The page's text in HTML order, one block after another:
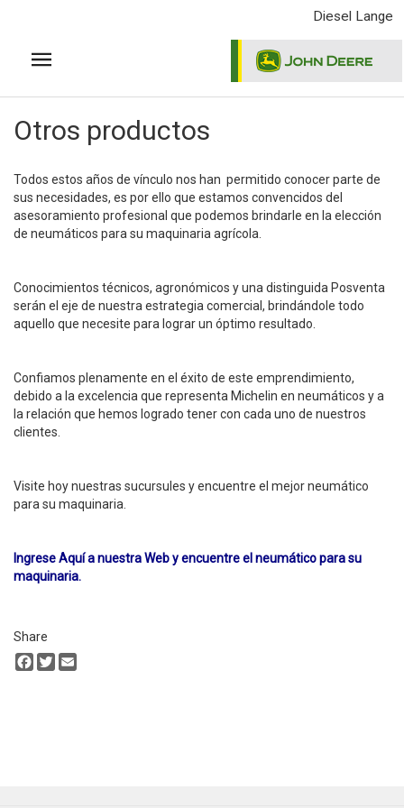
principal
Diesel Lange
Otros productos
Todos estos años de vínculo nos han permitido conocer parte de
sus necesidades, es por ello que estamos convencidos del
asesoramiento profesional que podemos brindarle en la elección
de neumáticos para su maquinaria agrícola.
Conocimientos técnicos, agronómicos y una distinguida Posventa
serán el eje de nuestra estrategia comercial, brindándole todo
aquello que necesite para lograr un óptimo resultado.
Confiamos plenamente en el éxito de este emprendimiento,
debido a la excelencia que representa Michelin en neumáticos y a
la relación que hemos logrado tener con cada uno de nuestros
clientes.
Visite hoy nuestras sucursules y encuentre el mejor neumático
para su maquinaria.
Ingrese Aquí a nuestra Web y encuentre el neumático para su
maquinaria.
Share
Facebook
Twitter